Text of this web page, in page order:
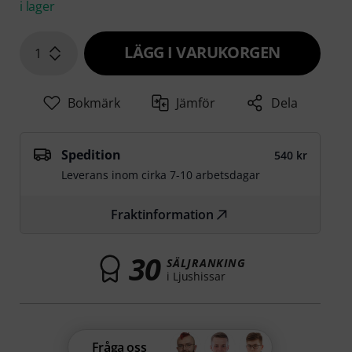
i lager
1 LÄGG I VARUKORGEN
Bokmärk Jämför Dela
Spedition
540 kr
Leverans inom cirka 7-10 arbetsdagar
Fraktinformation
30 SÄLJRANKING
i Ljushissar
Fråga oss